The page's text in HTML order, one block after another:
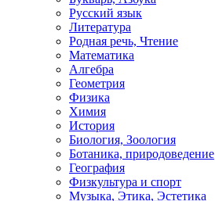
Русский язык
Литература
Родная речь, Чтение
Математика
Алгебра
Геометрия
Физика
Химия
История
Биология, Зоология
Ботаника, природоведение
География
Физкультура и спорт
Музыка, Этика, Эстетика